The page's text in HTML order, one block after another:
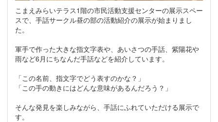
こまえみらいテラス1階の市民活動支援センターの展示スペー
スで、手話サークル昼の部の活動紹介の展示が始まりまし
た。
軍手で作った大きな指文字表や、あいさつの手話、紫陽花や
雨など6月にちなんだ手話などを紹介しています。
「この名前、指文字でどう表すのかな？」
「この手の動きにはどんな意味があるんだろう？」
そんな発見を楽しみながら、手話にふれていただける展示で
す。